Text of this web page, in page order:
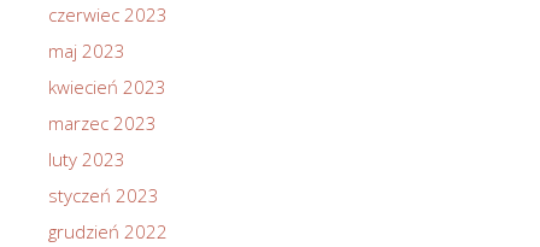
czerwiec 2023
maj 2023
kwiecień 2023
marzec 2023
luty 2023
styczeń 2023
grudzień 2022